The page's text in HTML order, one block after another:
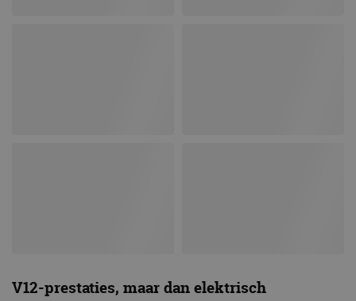
V12-prestaties, maar dan elektrisch